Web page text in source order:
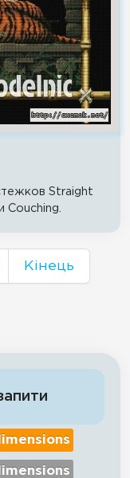
Straight
Couching.
Кінець